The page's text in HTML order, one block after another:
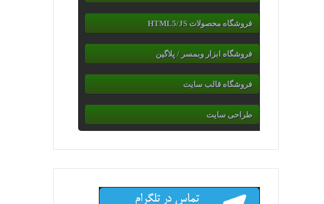
فروشگاه محصولات HTML5/JS
فروشگاه ابزار وبمسر / پلاگین
فروشگاه قالب سایت
طراحی سایت